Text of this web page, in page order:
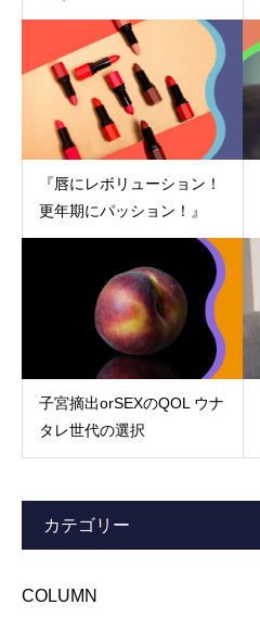
『唇にレボリューション！
更年期にパッション！』
子宮摘出orSEXのQOL ウナ
タレ世代の選択
カテゴリー
COLUMN